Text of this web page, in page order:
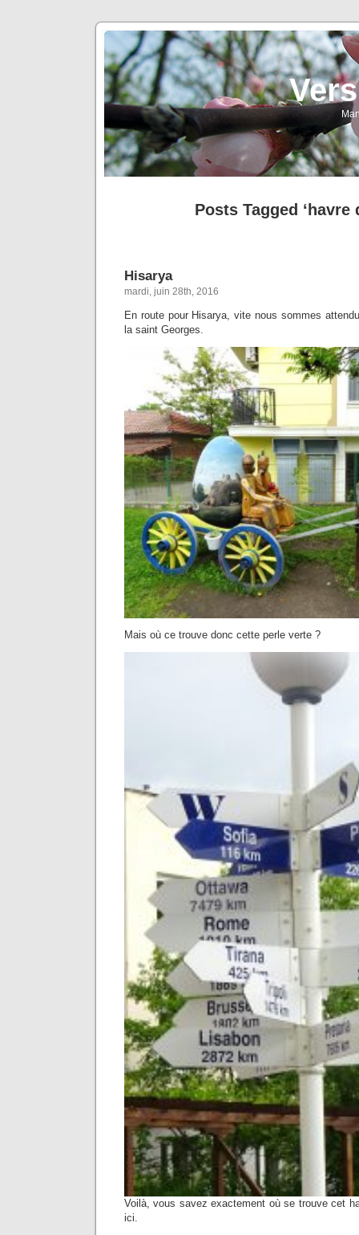
Posts Tagged ‘havre
Hisarya
mardi, juin 28th, 2016
En route pour Hisarya, vite nous sommes
la saint Georges.
Mais où ce trouve donc cette perle verte ?
Voilà, vous savez exactement où se trouve cet
ici.